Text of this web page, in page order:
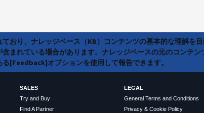
おり、ナレッジベース（KB）コンテンツの基本的な理解を
まれている場合があります。ナレッジベースの元のコンテ
[Feedback]オプションを使用して報告できます。
SALES
Try and Buy
Find A Partner
LEGAL
General Terms and Conditions
Privacy & Cookie Policy